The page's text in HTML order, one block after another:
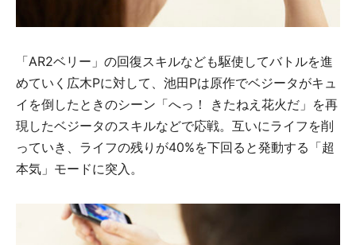
「AR2ベリー」の回復スキルなども駆使してバトルを進
めていく広木Pに対して、池田Pは原作でベジータがキュ
イを倒したときのシーン「へっ！ きたねえ花火だ」を再
現したベジータのスキルなどで応戦。互いにライフを削
っていき、ライフの残りが40%を下回ると発動する「超
本気」モードに突入。